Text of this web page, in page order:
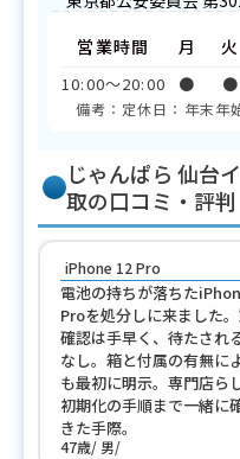
営業時間
10:00〜20:00
月
●
火
●
備考：定休日：年末年
じゃんぱら 仙台
取の口コミ・評
iPhone 12 Pro
電池の持ちが落ちた
Proを処分しに来ました
確認は手早く、待たされ
なし。箱と付属の有無に
も最初に明示。専門店ら
初期化の手順まで一緒に
きた手際。
47歳 男